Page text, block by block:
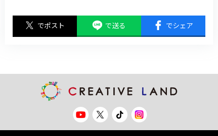
でポスト で送る でシェア